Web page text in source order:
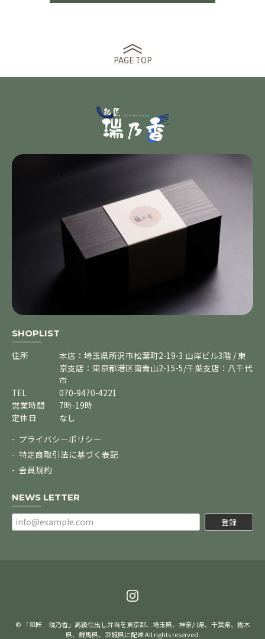
PAGE TOP
SHOPLIST
住所
本店：埼玉県所沢市松葉町2-19-3 山岸ビル3階 / 東
京支店：東京都港区南青山2-15-5/千葉支店：八千代
市
TEL
070-9470-4221
営業時間
7時-19時
定休日
なし
プライバシーポリシー
特定商取引法に基づく表記
会員規約
NEWS LETTER
登録
© 「和匠 瑞乃香」高級仕出し弁当を東京都、埼玉県、神奈川県、千葉県、栃木
県、群馬県、茨城県に配達 All rights reserved.